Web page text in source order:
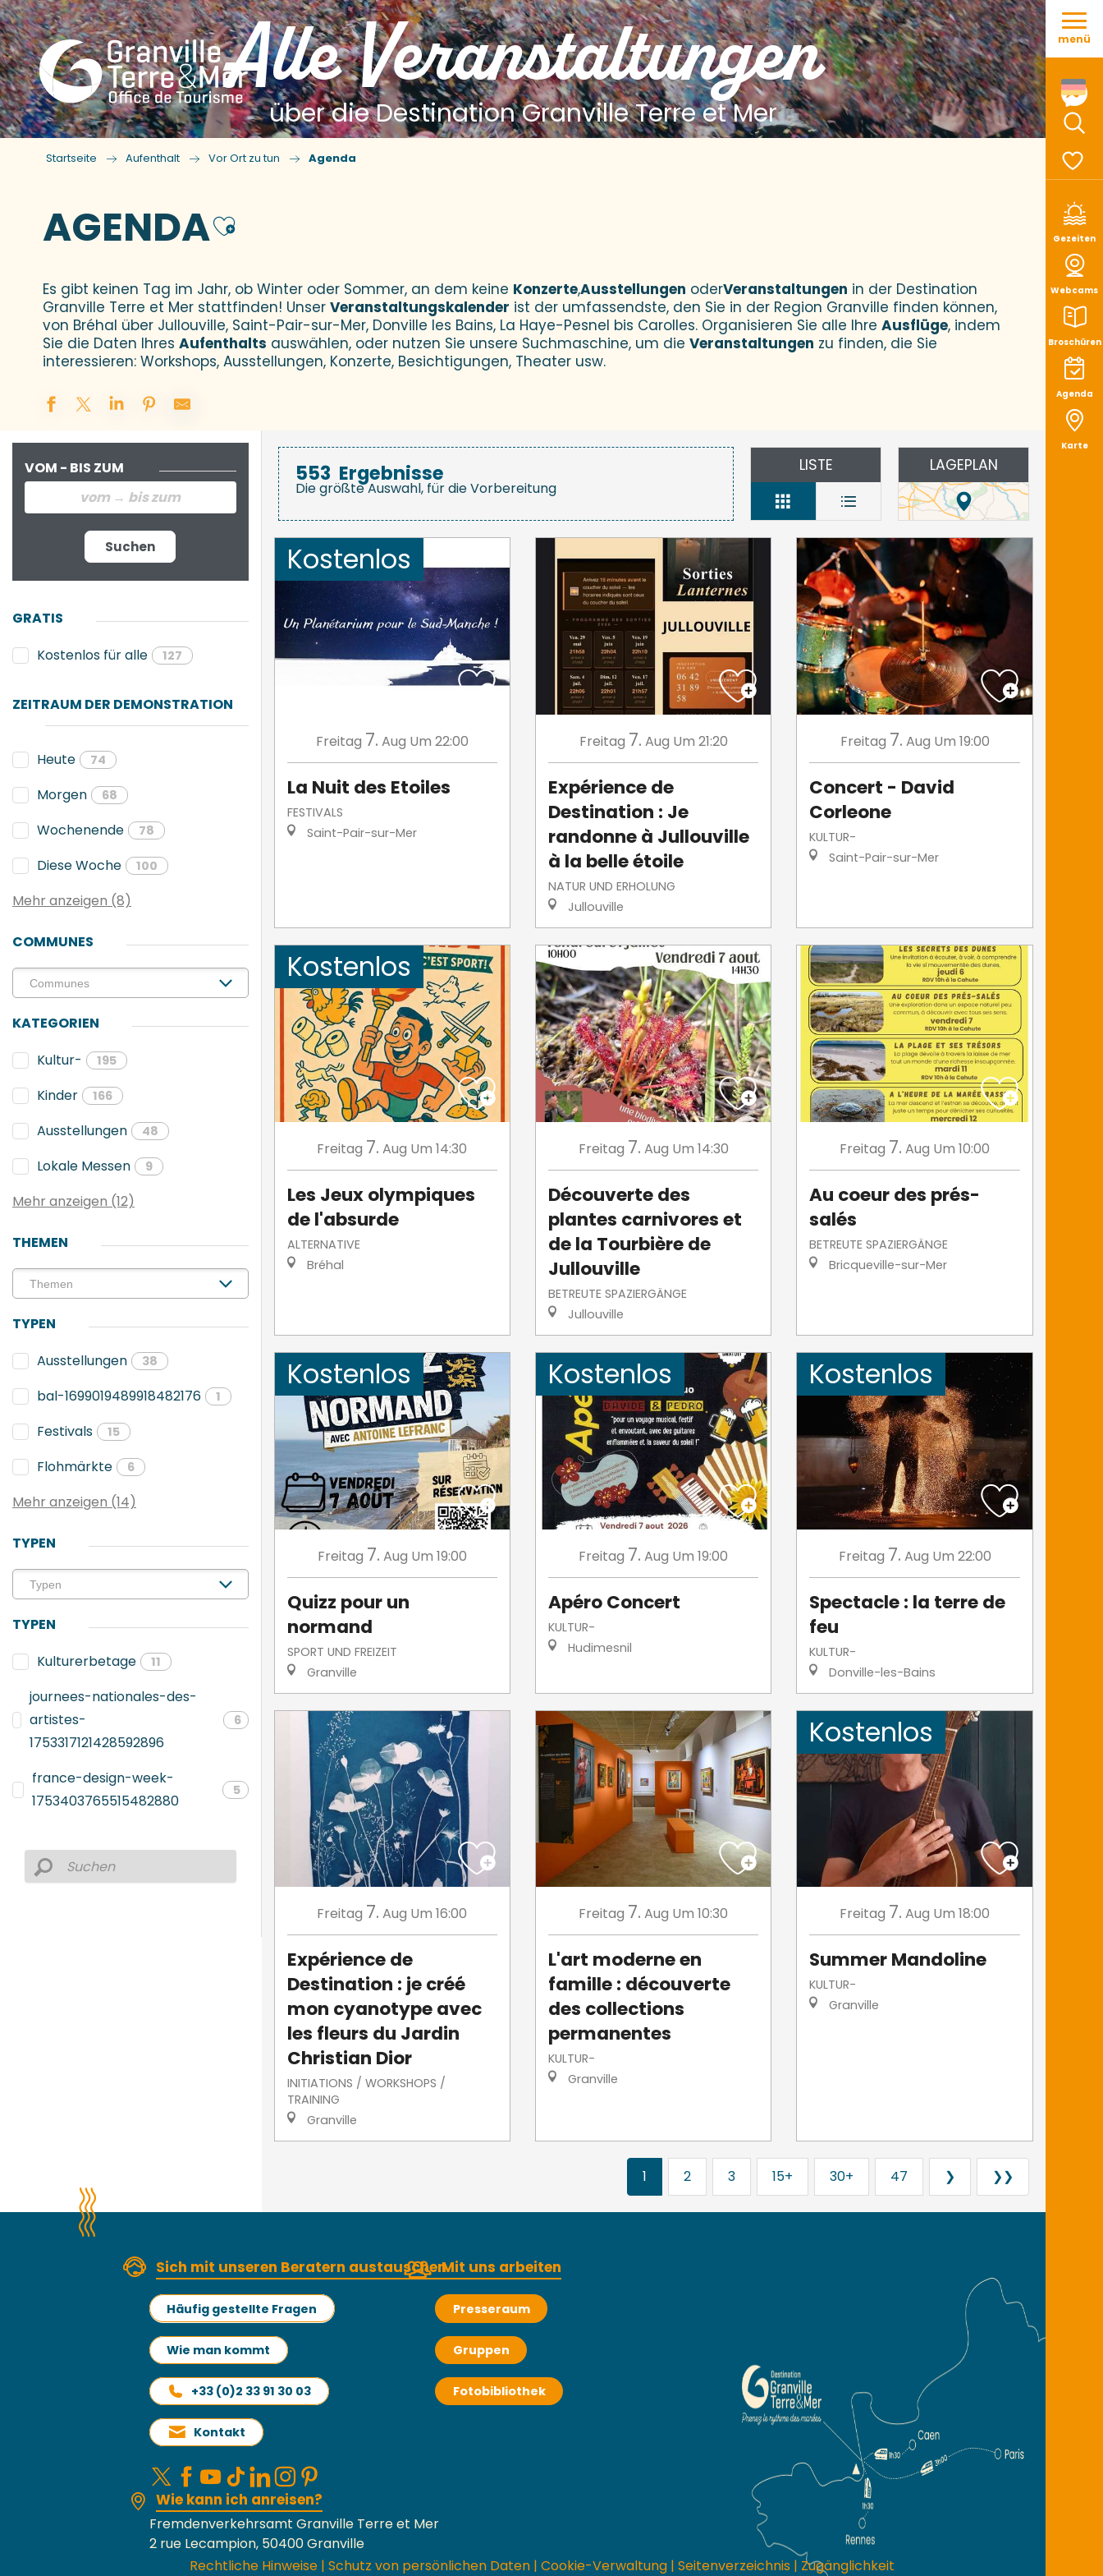
Aller
contenu
Gezeiten
Webcams
Broschüren
Agenda
Karte
menü
Alle Veranstaltungen
über die Destination Granville Terre et Mer
Startseite Aufenthalt Vor Ort zu tun Agenda
AGENDAAjouter aux favoris
Es gibt keinen Tag im Jahr, ob Winter oder Sommer, an dem keine Konzerte,Ausstellungen oderVeranstaltungen in der Destination
Granville Terre et Mer stattfinden! Unser Veranstaltungskalender ist der umfassendste, den Sie in der Region Granville finden können,
von Bréhal über Jullouville, Saint-Pair-sur-Mer, Donville les Bains, La Haye-Pesnel bis Carolles. Organisieren Sie alle Ihre Ausflüge, indem
Sie die Daten Ihres Aufenthalts auswählen, oder nutzen Sie unsere Suchmaschine, um die Veranstaltungen zu finden, die Sie
interessieren: Workshops, Ausstellungen, Konzerte, Besichtigungen, Theater usw.
VOM - BIS ZUM
Suchen
GRATIS
Kostenlos für alle
127
ZEITRAUM DER DEMONSTRATION
Heute 74
Morgen 68
Wochenende 78
Diese Woche 100
Mehr anzeigen (8)
COMMUNES
KATEGORIEN
Kultur-
195
Kinder 166
Ausstellungen 48
Lokale Messen 9
Mehr anzeigen (12)
THEMEN
TYPEN
Ausstellungen
38
bal-1699019489918482176 1
Festivals 15
Flohmärkte 6
Mehr anzeigen (14)
TYPEN
TYPEN
Kulturerbetage
11
journees-nationales-des-
artistes-
1753317121428592896
6
france-design-week-
1753403765515482880
5
553 Ergebnisse
Die größte Auswahl, für die Vorbereitung
LISTE LAGEPLAN
Kostenlos
Freitag 7. Aug Um 22:00
La Nuit des Etoiles
FESTIVALS
Saint-Pair-sur-Mer
Freitag 7. Aug Um 21:20
Expérience de
Destination : Je
randonne à Jullouville
à la belle étoile
NATUR UND ERHOLUNG
Jullouville
Freitag 7. Aug Um 19:00
Concert - David
Corleone
KULTUR-
Saint-Pair-sur-Mer
Kostenlos
Freitag 7. Aug Um 14:30
Les Jeux olympiques
de l'absurde
ALTERNATIVE
Bréhal
Freitag 7. Aug Um 14:30
Découverte des
plantes carnivores et
de la Tourbière de
Jullouville
BETREUTE SPAZIERGÄNGE
Jullouville
Freitag 7. Aug Um 10:00
Au coeur des prés-
salés
BETREUTE SPAZIERGÄNGE
Bricqueville-sur-Mer
Kostenlos
Freitag 7. Aug Um 19:00
Quizz pour un
normand
SPORT UND FREIZEIT
Granville
Kostenlos
Freitag 7. Aug Um 19:00
Apéro Concert
KULTUR-
Hudimesnil
Kostenlos
Freitag 7. Aug Um 22:00
Spectacle : la terre de
feu
KULTUR-
Donville-les-Bains
Freitag 7. Aug Um 16:00
Expérience de
Destination : je créé
mon cyanotype avec
les fleurs du Jardin
Christian Dior
INITIATIONS / WORKSHOPS /
TRAINING
Granville
Freitag 7. Aug Um 10:30
L'art moderne en
famille : découverte
des collections
permanentes
KULTUR-
Granville
Kostenlos
Freitag 7. Aug Um 18:00
Summer Mandoline
KULTUR-
Granville
1 2 3 15+ 30+ 47 ❯ ❯❯
Sich mit unseren Beratern austauschen
Häufig gestellte Fragen
Wie man kommt
+33 (0)2 33 91 30 03
Kontakt
Mit uns arbeiten
Presseraum
Gruppen
Fotobibliothek
Wie kann ich anreisen?
Fremdenverkehrsamt Granville Terre et Mer
2 rue Lecampion, 50400 Granville
Rechtliche Hinweise | Schutz von persönlichen Daten | Cookie-Verwaltung | Seitenverzeichnis | Zugänglichkeit